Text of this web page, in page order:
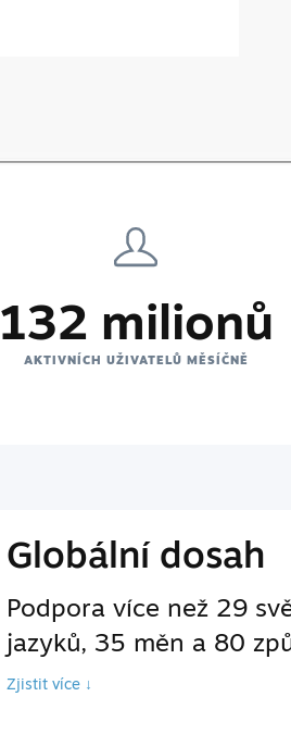
132 milionů
AKTIVNÍCH UŽIVATELŮ MĚSÍČNĚ
Globální dosah
Podpora více než 29
jazyků, 35 měn a 80
Zjistit více ↓